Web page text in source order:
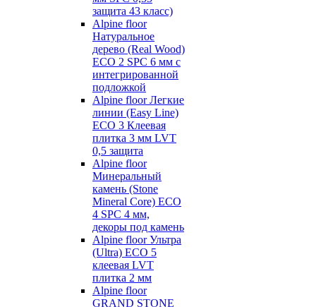
защита 43 класс)
Alpine floor
Натуральное
дерево (Real Wood)
ECO 2 SPC 6 мм с
интегрированной
подложкой
Alpine floor Легкие
линии (Easy Line)
ECO 3 Клеевая
плитка 3 мм LVT
0,5 защита
Alpine floor
Минеральный
камень (Stone
Mineral Core) ECO
4 SPC 4 мм,
декоры под камень
Alpine floor Ультра
(Ultra) ECO 5
клеевая LVT
плитка 2 мм
Alpine floor
GRAND STONE